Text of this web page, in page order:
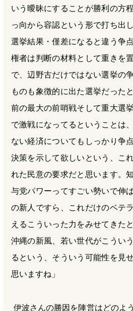
いう曖昧にすることが勝利の方
っ向から容認という形で打ち出
選挙結果・僅差になると違う争
権者は判断の材料として重きを
で、辺野古だけではない選挙の
ものも象徴的に出た選挙だった
前の最大の前哨戦そして重大選
で激戦になってるということは
ない経済についてもしっかり争
決策を示して欲しいという、こ
れた民意の要求だと思います。
与党パワーってすごい勢いで伸
の新人ですら、これだけのベテ
えるこういった力をみせてきた
沖縄の新風、若い世代がこうい
るという、そういう可能性を見
思いますね」
伊波さんの勝因を陣営はどのよ